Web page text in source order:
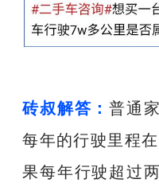
砖叔解答：普通
每年的行驶里程
果每年行驶超过